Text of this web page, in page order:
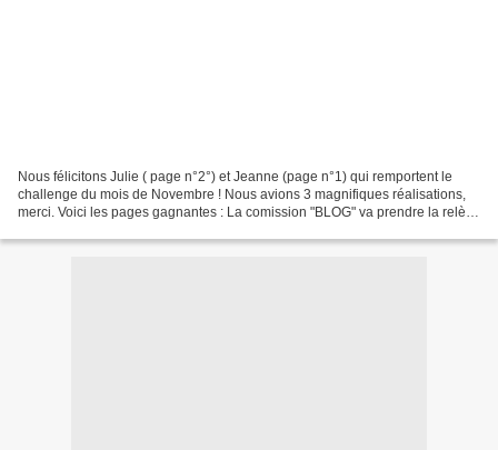
Nous félicitons Julie ( page n°2°) et Jeanne (page n°1) qui remportent le
challenge du mois de Novembre ! Nous avions 3 magnifiques réalisations,
merci. Voici les pages gagnantes : La comission "BLOG" va prendre la relève